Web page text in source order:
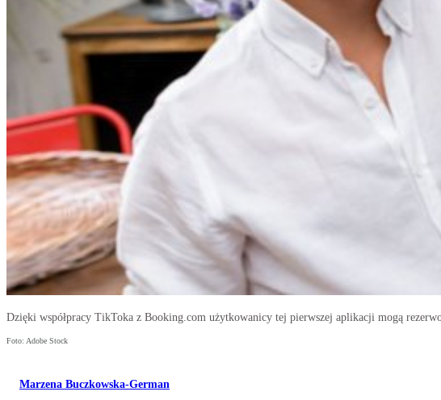
Dzięki współpracy TikToka z Booking.com użytkowanicy tej pierwszej aplikacji mogą
Foto: Adobe Stock
Marzena Buczkowska-German